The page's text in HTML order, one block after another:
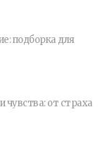
подборка для
чувства: от страха